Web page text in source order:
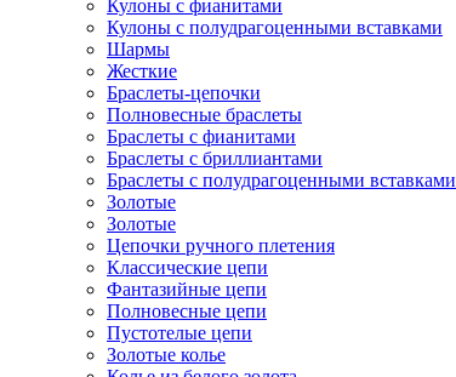
Кулоны с фианитами
Кулоны с полудрагоценными вставками
Шармы
Жесткие
Браслеты-цепочки
Полновесные браслеты
Браслеты с фианитами
Браслеты с бриллиантами
Браслеты с полудрагоценными вставками
Золотые
Золотые
Цепочки ручного плетения
Классические цепи
Фантазийные цепи
Полновесные цепи
Пустотелые цепи
Золотые колье